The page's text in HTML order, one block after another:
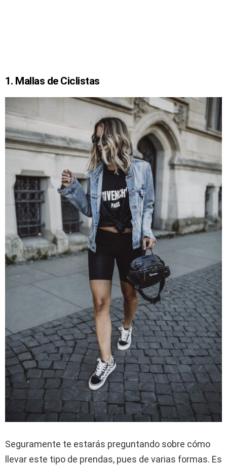
1. Mallas de Ciclistas
Seguramente te estarás preguntando sobre cómo
llevar este tipo de prendas, pues de varias formas. Es